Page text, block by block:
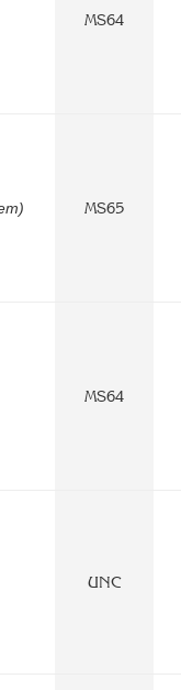
MS64
MS65
MS64
UNC